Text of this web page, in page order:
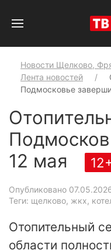
Новости Щелково,
Лента новостей
Подмосковье
12 мая
Опубликовано
Теги: щелково, жкх,
Отопительный
области